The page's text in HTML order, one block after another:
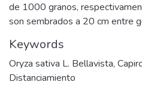
de 1000 granos,
son sembrados a 20 cm entre
Keywords
Oryza sativa L. Bellavista,
Distanciamiento